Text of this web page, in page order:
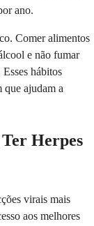
ano.
Comer alimentos
e não fumar
hábitos
que ajudam a
Herpes
virais mais
aos melhores